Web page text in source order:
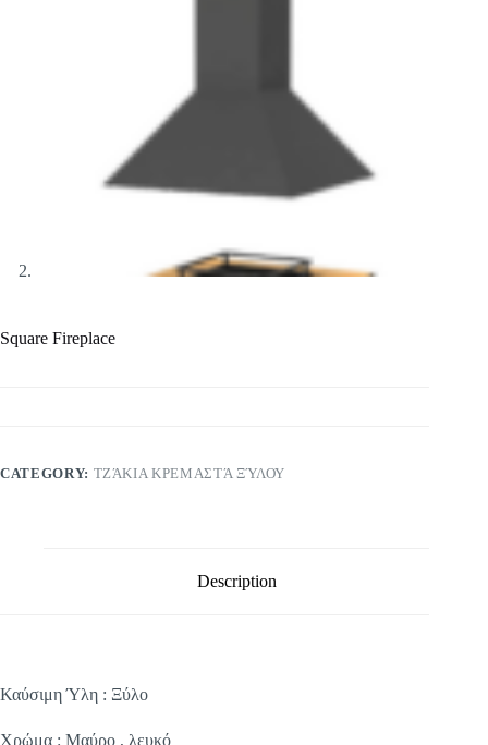
Square Fireplace
CATEGORY: ΤΖΆΚΙΑ ΚΡΕΜΑΣΤΆ ΞΎΛΟΥ
Description
Καύσιμη Ύλη : Ξύλο
Χρώμα : Μαύρο , λευκό